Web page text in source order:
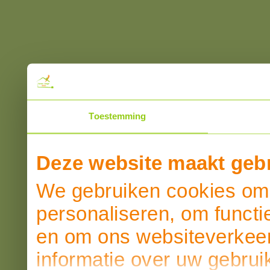
Toestemming
Deze website maakt
We gebruiken cookies
personaliseren, om
en om ons
informatie over uw